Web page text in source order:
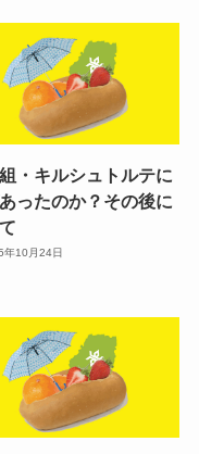
・キルシュトルテに
ったのか？その後に
年10月24日